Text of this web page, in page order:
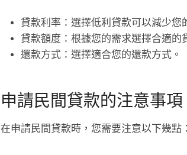
貸款利率：選擇低利貸款可以減少您
貸款額度：根據您的需求選擇合適的
還款方式：選擇適合您的還款方式。
申請民間貸款的注意事項
在申請民間貸款時，您需要注意以下幾點：